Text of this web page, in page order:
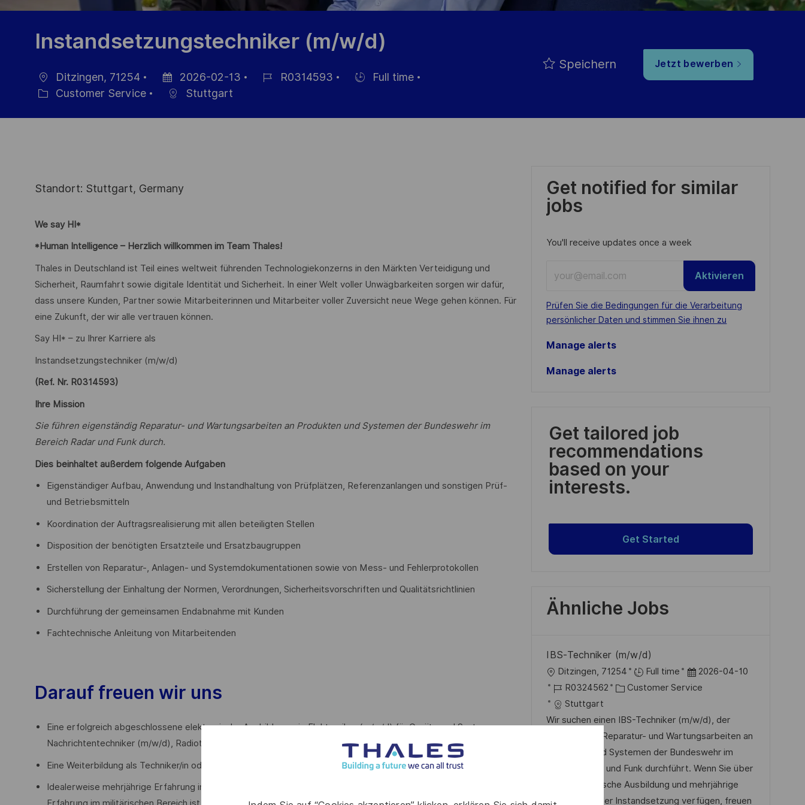
Instandsetzungstechniker (m/w/d)
Ort
Ditzingen, 71254
Datum
Veröffentlichung
2026-02-13
R0314593
Full time
Customer Service Stuttgart
Speichern Jetzt bewerben
Standort: Stuttgart, Germany
We say HI*
*Human Intelligence – Herzlich willkommen im Team Thales!
Thales in Deutschland ist Teil eines weltweit führenden Technologiekonzerns in den Märkten Verteidigung und
Sicherheit, Raumfahrt sowie digitale Identität und Sicherheit. In einer Welt voller Unwägbarkeiten sorgen wir dafür,
dass unsere Kunden, Partner sowie Mitarbeiterinnen und Mitarbeiter voller Zuversicht neue Wege gehen können. Für
eine Zukunft, der wir alle vertrauen können.
Say HI* – zu Ihrer Karriere als
Instandsetzungstechniker (m/w/d)
(Ref. Nr. R0314593)
Ihre Mission
Sie führen eigenständig Reparatur- und Wartungsarbeiten an Produkten und Systemen der Bundeswehr im
Bereich Radar und Funk durch.
Dies beinhaltet außerdem folgende Aufgaben
Eigenständiger Aufbau, Anwendung und Instandhaltung von Prüfplätzen, Referenzanlangen und sonstigen Prüf-
und Betriebsmitteln
Koordination der Auftragsrealisierung mit allen beteiligten Stellen
Disposition der benötigten Ersatzteile und Ersatzbaugruppen
Erstellen von Reparatur-, Anlagen- und Systemdokumentationen sowie von Mess- und Fehlerprotokollen
Sicherstellung der Einhaltung der Normen, Verordnungen, Sicherheitsvorschriften und Qualitätsrichtlinien
Durchführung der gemeinsamen Endabnahme mit Kunden
Fachtechnische Anleitung von Mitarbeitenden
Darauf freuen wir uns
Eine erfolgreich abgeschlossene elektronische Ausbildung wie Elektroniker (m/w/d) für Geräte und Systeme,
Nachrichtentechniker (m/w/d), Radiotechniker (m/w/d) oder vergleichbar
Eine Weiterbildung als Techniker/in oder Meister/in ist willkommen
Idealerweise mehrjährige Erfahrung in der Instandsetzung von elektronischen Baugruppen und Geräten sowie
Get notified for similar
jobs
You'll receive updates once a week
Email
address
(Required)
Required
Prüfen Sie die Bedingungen für die Verarbeitung
persönlicher Daten und stimmen Sie ihnen zu
Aktivieren
Manage alerts
Manage alerts
Get tailored job
recommendations
based on your
interests.
Get Started
Ähnliche Jobs
IBS-Techniker (m/w/d)
O
r
t
Ditzingen, 71254 Full time
D
a
u
m
d
e
r
V
2026-04-10
J
o
b
R0324562
K
t
e
g
o
r
i
Customer Service
Stuttgart
Wir suchen einen IBS-Techniker (m/w/d), der
eigenständig Reparatur- und Wartungsarbeiten an
Produkten und Systemen der Bundeswehr im
Bereich Radar und Funk durchführt. Wenn Sie über
eine elektronische Ausbildung und mehrjährige
Erfahrung in der Instandsetzung verfügen, freuen